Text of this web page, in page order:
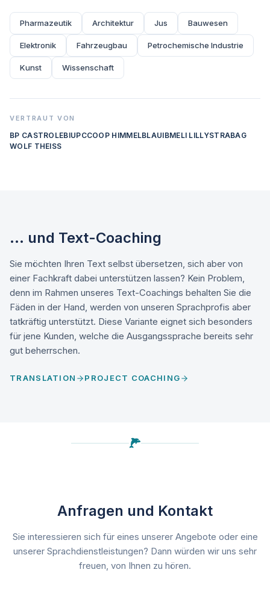
Pharmazeutik Architektur Jus Bauwesen
Elektronik Fahrzeugbau Petrochemische Industrie
Kunst Wissenschaft
VERTRAUT VON
BP CASTROLEBIUPCCOOP HIMMELBLAUIBMELI LILLYSTRABAG
WOLF THEISS
... und Text-Coaching
Sie möchten Ihren Text selbst übersetzen, sich aber von
einer Fachkraft dabei unterstützen lassen? Kein Problem,
denn im Rahmen unseres Text-Coachings behalten Sie die
Fäden in der Hand, werden von unseren Sprachprofis aber
tatkräftig unterstützt. Diese Variante eignet sich besonders
für jene Kunden, welche die Ausgangssprache bereits sehr
gut beherrschen.
TRANSLATION PROJECT COACHING
Anfragen und Kontakt
Sie interessieren sich für eines unserer Angebote oder eine
unserer Sprachdienstleistungen? Dann würden wir uns sehr
freuen, von Ihnen zu hören.